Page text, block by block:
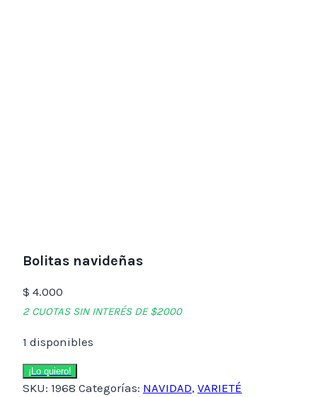
Bolitas navideñas
$ 4.000
2 CUOTAS SIN INTERÉS DE $2000
1 disponibles
Bolitas
navideñas
¡Lo quiero!
SKU: 1968 Categorías: NAVIDAD, VARIETÉ